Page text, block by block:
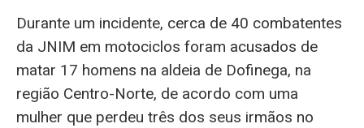
Durante um incidente, cerca de 40 combatentes
da JNIM em motociclos foram acusados de
matar 17 homens na aldeia de Dofinega, na
região Centro-Norte, de acordo com uma
mulher que perdeu três dos seus irmãos no